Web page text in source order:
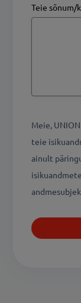
Teie sõnum/
Meie,
teie
ainult